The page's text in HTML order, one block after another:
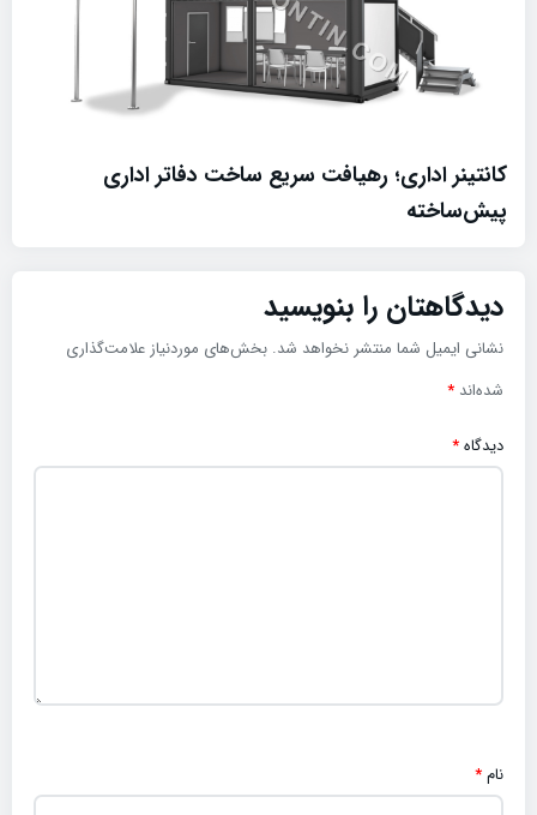
کانتینر اداری؛ رهیافت سریع ساخت دفاتر اداری
پیش‌ساخته
دیدگاهتان را بنویسید
نشانی ایمیل شما منتشر نخواهد شد. بخش‌های موردنیاز علامت‌گذاری
شده‌اند *
دیدگاه*
نام*